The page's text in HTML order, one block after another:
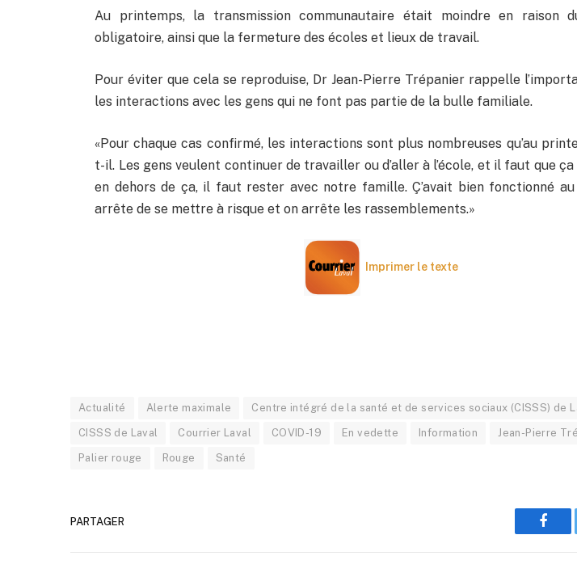
Au printemps, la transmission communautaire était moindre en raison
obligatoire, ainsi que la fermeture des écoles et lieux de travail.
Pour éviter que cela se reproduise, Dr Jean-Pierre Trépanier rappelle
les interactions avec les gens qui ne font pas partie de la bulle familiale.
«Pour chaque cas confirmé, les interactions sont plus nombreuses qu’au
t-il. Les gens veulent continuer de travailler ou d’aller à l’école, et il faut que ça
en dehors de ça, il faut rester avec notre famille. Ç’avait bien fonctionné
arrête de se mettre à risque et on arrête les rassemblements.»
Imprimer le texte
Actualité Alerte maximale Centre intégré de la santé et de services sociaux (CISSS) de
CISSS de Laval Courrier Laval COVID-19 En vedette Information Jean-Pierre
Palier rouge Rouge Santé
PARTAGER